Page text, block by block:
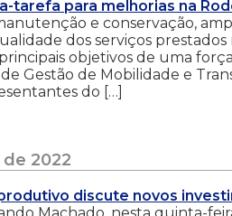
tarefa para melhorias na
e conservação,
dos serviços
principais objetivos de uma
Gestão de Mobilidade e
do […]
2022
discute novos
Machado, nesta quinta-